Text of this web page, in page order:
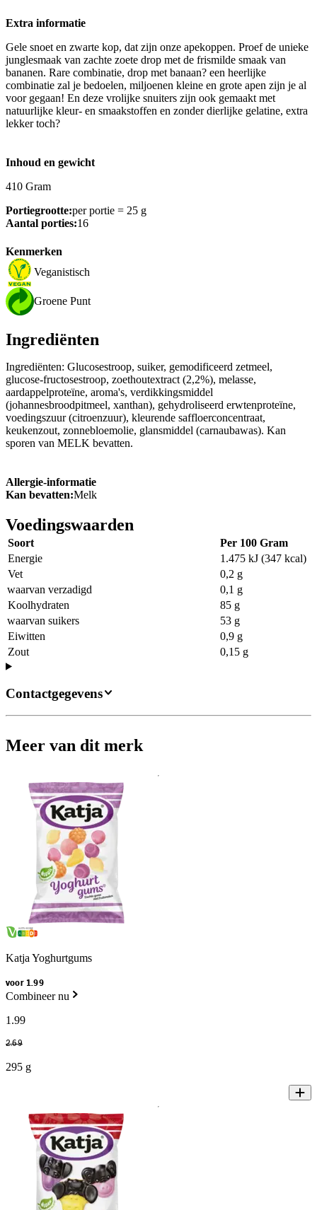
Extra informatie
Gele snoet en zwarte kop, dat zijn onze apekoppen. Proef de unieke
junglesmaak van zachte zoete drop met de frismilde smaak van
bananen. Rare combinatie, drop met banaan? een heerlijke
combinatie zal je bedoelen, miljoenen kleine en grote apen zijn je al
voor gegaan! En deze vrolijke snuiters zijn ook gemaakt met
natuurlijke kleur- en smaakstoffen en zonder dierlijke gelatine, extra
lekker toch?
Inhoud en gewicht
410 Gram
Portiegrootte:per portie = 25 g
Aantal porties:16
Kenmerken
Veganistisch
Groene Punt
Ingrediënten
Ingrediënten: Glucosestroop, suiker, gemodificeerd zetmeel,
glucose-fructosestroop, zoethoutextract (2,2%), melasse,
aardappelproteïne, aroma's, verdikkingsmiddel
(johannesbroodpitmeel, xanthan), gehydroliseerd erwtenproteïne,
voedingszuur (citroenzuur), kleurende saffloerconcentraat,
keukenzout, zonnebloemolie, glansmiddel (carnaubawas). Kan
sporen van MELK bevatten.
Allergie-informatie
Kan bevatten:Melk
Voedingswaarden
Soort
Per 100 Gram
Energie
1.475 kJ (347 kcal)
Vet
0,2 g
waarvan verzadigd
0,1 g
Koolhydraten
85 g
waarvan suikers
53 g
Eiwitten
0,9 g
Zout
0,15 g
Contactgegevens
Meer van dit merk
Katja Yoghurtgums
voor 1.99
Combineer nu
1 .99
2.69
295 g